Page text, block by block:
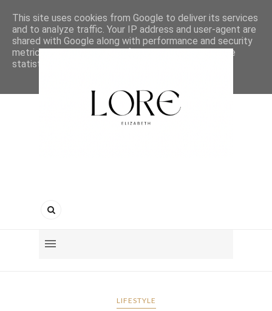
LIFESTYLE
This site uses cookies from Google to deliver its services
and to analyze traffic. Your IP address and user-agent are
shared with Google along with performance and security
metrics to ensure quality of service, generate usage
statistics, and to detect and address abuse.